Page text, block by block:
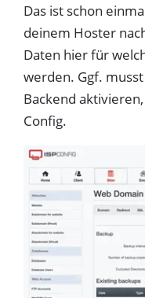
Das ist schon
deinem Hoster
Daten hier für
werden. Ggf.
Backend
Config.